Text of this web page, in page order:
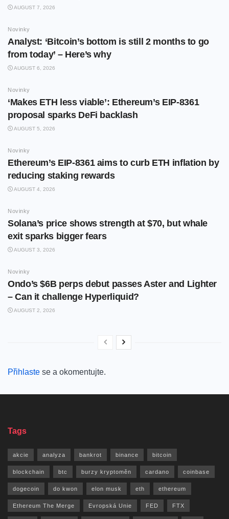
AUGUST 7, 2026
Novinky
Analyst: ‘Bitcoin’s bottom is still 2 months to go
from today’ – Here’s why
AUGUST 6, 2026
Novinky
‘Makes ETH less viable’: Ethereum’s EIP-8361
proposal sparks DeFi backlash
AUGUST 5, 2026
Novinky
Ethereum’s EIP-8361 aims to curb ETH inflation by
reducing staking rewards
AUGUST 4, 2026
Novinky
Solana’s price shows strength at $70, but whale
exit sparks bigger fears
AUGUST 3, 2026
Novinky
Ondo’s $6B perps debut passes Aster and Lighter
– Can it challenge Hyperliquid?
AUGUST 2, 2026
Přihlaste se a okomentujte.
Tags
akcie analyza bankrot binance bitcoin
blockchain btc burzy kryptoměn cardano coinbase
dogecoin do kwon elon musk eth ethereum
Ethereum The Merge Evropská Unie FED FTX